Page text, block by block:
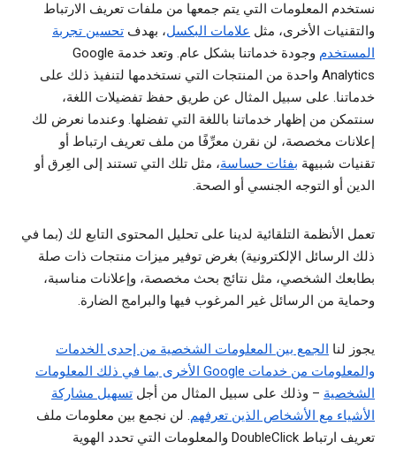
نستخدم المعلومات التي يتم جمعها من ملفات تعريف الارتباط
والتقنيات الأخرى، مثل علامات البكسل، بهدف تحسين تجربة
المستخدم
وجودة خدماتنا بشكل عام. وتعد خدمة Google
Analytics واحدة من المنتجات التي نستخدمها لتنفيذ ذلك على
خدماتنا. على سبيل المثال عن طريق حفظ تفضيلات اللغة،
سنتمكن من إظهار خدماتنا باللغة التي تفضلها. وعندما نعرض لك
إعلانات مخصصة، لن نقرن معرِّفًا من ملف تعريف ارتباط أو
تقنيات شبيهة بفئات حساسة، مثل تلك التي تستند إلى العِرق أو
الدين أو التوجه الجنسي أو الصحة.
تعمل الأنظمة التلقائية لدينا على تحليل المحتوى التابع لك (بما في
ذلك الرسائل الإلكترونية) بغرض توفير ميزات منتجات ذات صلة
بطابعك الشخصي، مثل نتائج بحث مخصصة، وإعلانات مناسبة،
وحماية من الرسائل غير المرغوب فيها والبرامج الضارة.
يجوز لنا الجمع بين المعلومات الشخصية من إحدى الخدمات
والمعلومات من خدمات Google الأخرى بما في ذلك المعلومات
الشخصية – وذلك على سبيل المثال من أجل تسهيل مشاركة
الأشياء مع الأشخاص الذين تعرفهم. لن نجمع بين معلومات ملف
تعريف ارتباط DoubleClick والمعلومات التي تحدد الهوية